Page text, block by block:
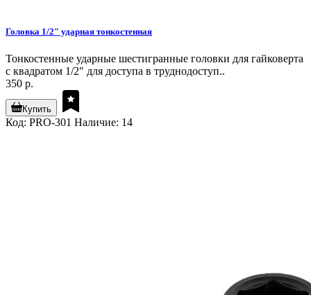
Головка 1/2" ударная тонкостенная
Тонкостенные ударные шестигранные головки для гайковерта
с квадратом 1/2" для доступа в труднодоступ..
350 р.
Купить
Код: PRO-301 Наличие: 14